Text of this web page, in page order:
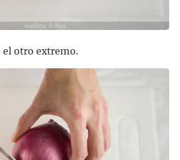
el otro extremo.